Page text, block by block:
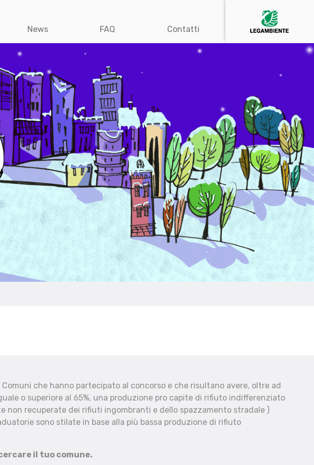
News FAQ Contatti
che hanno partecipato al concorso e che risultano avere, oltre ad
o superiore al 65%, una produzione pro capite di rifiuto indifferenziato
non recuperate dei rifiuti ingombranti e dello spazzamento stradale )
sono stilate in base alla più bassa produzione di rifiuto
il tuo comune.